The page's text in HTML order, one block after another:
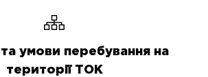
умови перебування на
території ТОК